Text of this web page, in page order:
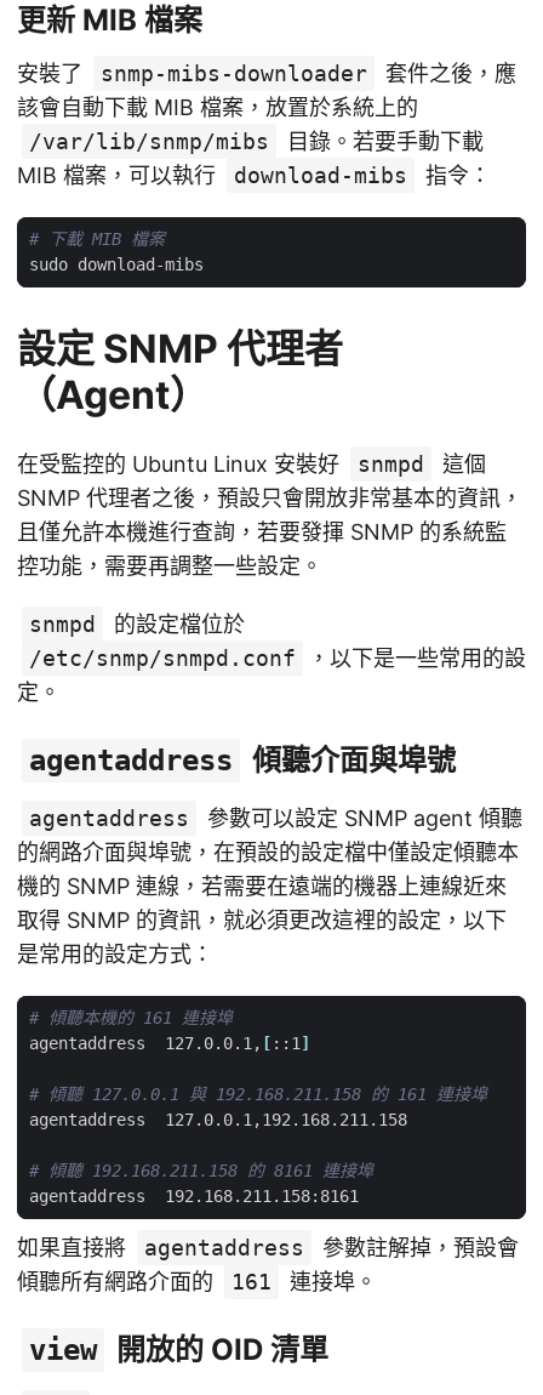
更新 MIB 檔案
安裝了 snmp-mibs-downloader
套件之後，應
該會自動下載 MIB 檔案，放置於系統上的
/var/lib/snmp/mibs
目錄。若要手動下載
MIB 檔案，可以執行
download-mibs 指令：
# 下載 MIB 檔案
設定 SNMP 代理者
（Agent）
在受監控的 Ubuntu Linux 安裝好 snmpd
這個
SNMP 代理者之後，預設只會開放非常基本的資訊，
且僅允許本機進行查詢，若要發揮 SNMP 的系統監
控功能，需要再調整一些設定。
snmpd
的設定檔位於
/etc/snmp/snmpd.conf
，以下是一些常用的設
定。
agentaddress 傾聽介面與埠號
agentaddress
參數可以設定 SNMP agent 傾聽
的網路介面與埠號，在預設的設定檔中僅設定傾聽本
機的 SNMP 連線，若需要在遠端的機器上連線近來
取得 SNMP 的資訊，就必須更改這裡的設定，以下
是常用的設定方式：
# 傾聽本機的 161 連接埠
agentaddress  127.0.0.1, [ ::1 ]
# 傾聽 127.0.0.1 與 192.168.211.158 的 161 連接埠
# 傾聽 192.168.211.158 的 8161 連接埠
如果直接將 agentaddress
參數註解掉，預設會
傾聽所有網路介面的
161 連接埠。
view 開放的 OID 清單